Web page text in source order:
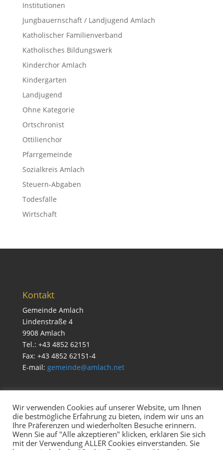
Institutionen
Jungbauernschaft / Landjugend Amlach
Katholischer Familienverband
Katholisches Bildungswerk
Kinderchor Amlach
Kindergarten
Landjugend
Ohne Kategorie
Ortschronist
Ottilienchor
Pfarrgemeinde
Sozialkreis Amlach
Steuern-Abgaben
Todesfälle
Wirtschaft
Kontakt
Gemeinde Amlach
Lindenstraße 4
9908 Amlach
Tel.: +43 4852 62151
Fax: +43 4852 62151-4
E-mail: gemeinde@amlach.net
Service
Impressum & Datenschutz
Cookie Richtlinien
Wir verwenden Cookies auf unserer Website, um Ihnen
die bestmögliche Erfahrung zu bieten, indem wir uns an
Ihre Präferenzen und wiederholten Besuche erinnern.
Wenn Sie auf "Alle akzeptieren" klicken, erklären Sie sich
mit der Verwendung ALLER Cookies einverstanden. Sie